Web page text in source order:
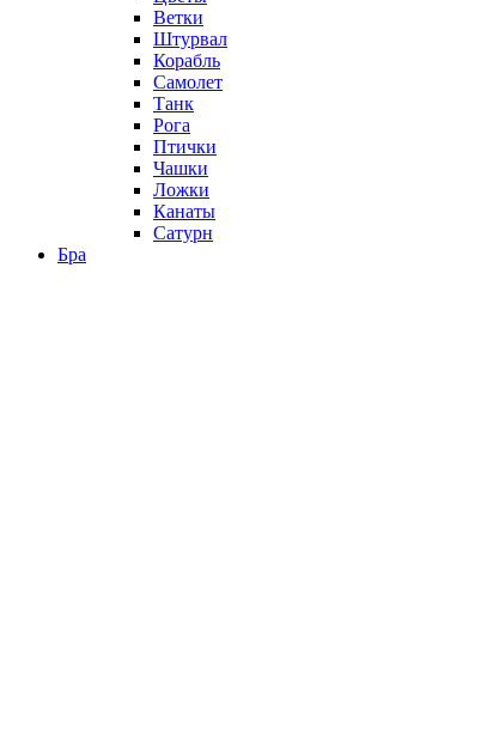
Ветки
Штурвал
Корабль
Самолет
Танк
Рога
Птички
Чашки
Ложки
Канаты
Сатурн
Бра